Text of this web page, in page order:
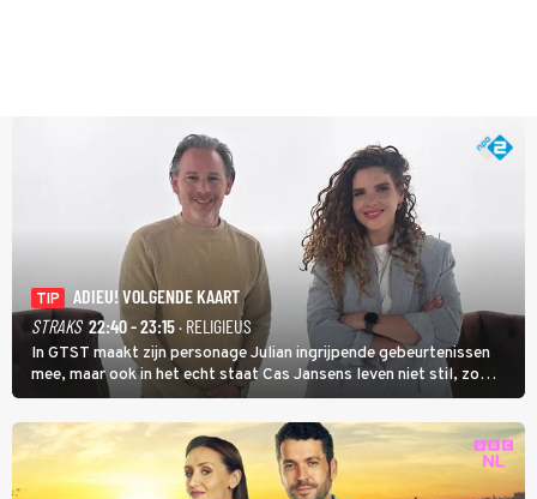
TIP
ADIEU! VOLGENDE KAART
STRAKS 22:40 - 23:15· RELIGIEUS
In GTST maakt zijn personage Julian ingrijpende gebeurtenissen
mee, maar ook in het echt staat Cas Jansens leven niet stil, zo
vertelt hij in Adieu! Volgende Kaart.